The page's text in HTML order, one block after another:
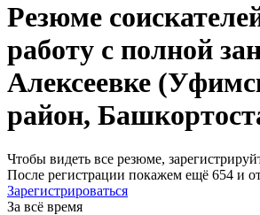
Резюме
работу с полной
Алексеевке
район,
Чтобы видеть все резюме,
После регистрации покажем ещё 654 и
Зарегистрироваться
За всё время